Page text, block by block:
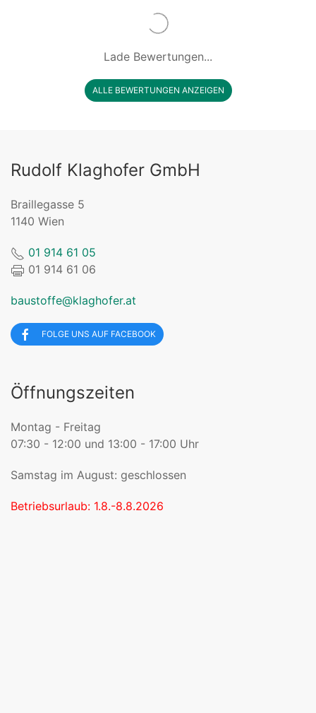
Lade Bewertungen...
ALLE BEWERTUNGEN ANZEIGEN
Rudolf Klaghofer GmbH
Braillegasse 5
1140 Wien
01 914 61 05
01 914 61 06
baustoffe@klaghofer.at
FOLGE UNS AUF FACEBOOK
Öffnungszeiten
Montag - Freitag
07:30 - 12:00 und 13:00 - 17:00 Uhr
Samstag im August: geschlossen
Betriebsurlaub: 1.8.-8.8.2026